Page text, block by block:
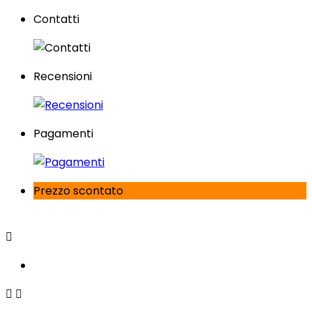
Contatti
Recensioni
Pagamenti
Prezzo scontato

 